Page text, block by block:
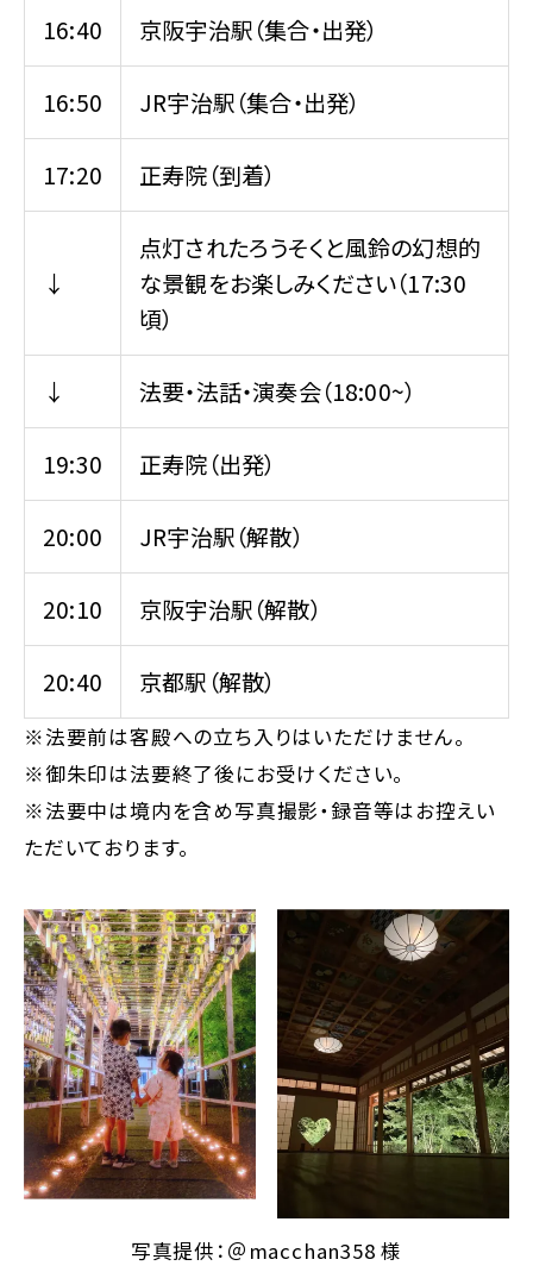
16:40 京阪宇治駅（集合・出発）
16:50 JR宇治駅（集合・出発）
17:20 正寿院（到着）
↓
点灯されたろうそくと風鈴の幻想的
な景観をお楽しみください（17:30
頃）
↓ 法要・法話・演奏会（18:00~）
19:30 正寿院（出発）
20:00 JR宇治駅（解散）
20:10 京阪宇治駅（解散）
20:40 京都駅（解散）
※法要前は客殿への立ち入りはいただけません。
※御朱印は法要終了後にお受けください。
※法要中は境内を含め写真撮影・録音等はお控えい
ただいております。
写真提供：＠macchan358 様